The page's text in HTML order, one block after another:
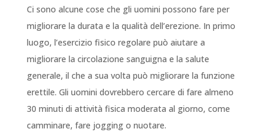
Ci sono alcune cose che gli uomini possono fare per
migliorare la durata e la qualità dell’erezione. In primo
luogo, l’esercizio fisico regolare può aiutare a
migliorare la circolazione sanguigna e la salute
generale, il che a sua volta può migliorare la funzione
erettile. Gli uomini dovrebbero cercare di fare almeno
30 minuti di attività fisica moderata al giorno, come
camminare, fare jogging o nuotare.